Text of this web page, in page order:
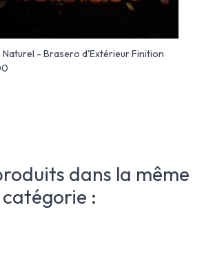
- Brasero d'Extérieur Finition
dans la même
catégorie :